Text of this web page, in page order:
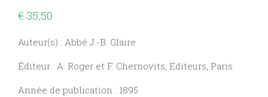
€ 35,50
Auteur(s) : Abbé J.-B. Glaire
Éditeur : A. Roger et F. Chernovits, Editeurs, Paris
Année de publication : 1895